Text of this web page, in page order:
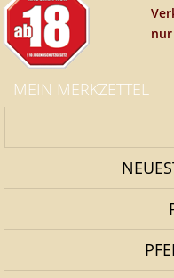
nur
MEIN MERKZETTEL